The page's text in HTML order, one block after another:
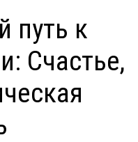
путь к
Счастье,